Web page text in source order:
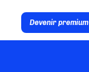
Devenir premium